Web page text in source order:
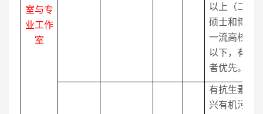
室与专
业工作
室
以上（二区
硕士和博士
一流高校，
以下，有海
者优先。
有抗生素
兴有机污染